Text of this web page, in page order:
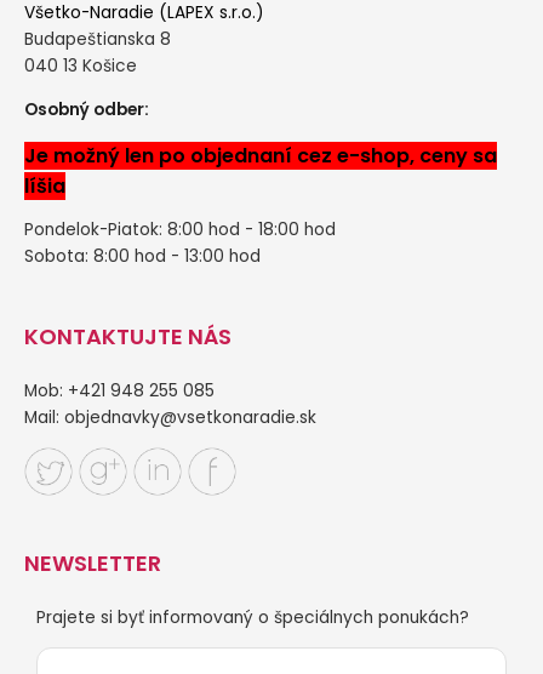
Všetko-Naradie (LAPEX s.r.o.)
Budapeštianska 8
040 13 Košice
Osobný odber:
Je možný len po objednaní cez e-shop, ceny sa
líšia
Pondelok-Piatok: 8:00 hod - 18:00 hod
Sobota: 8:00 hod - 13:00 hod
KONTAKTUJTE NÁS
Mob: +421 948 255 085
Mail: objednavky@vsetkonaradie.sk
NEWSLETTER
Prajete si byť informovaný o špeciálnych ponukách?